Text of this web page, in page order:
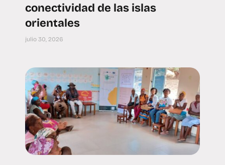
conectividad de las islas
orientales
julio 30, 2026